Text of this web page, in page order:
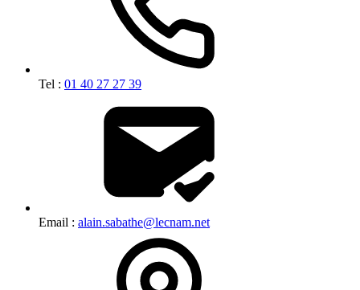
Tel : 01 40 27 27 39
Email : alain.sabathe@lecnam.net